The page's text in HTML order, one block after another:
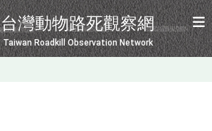
台灣動物路死觀察網
Taiwan Roadkill Observation Network